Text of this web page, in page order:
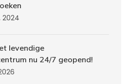
2024
levendige
nu 24/7 geopend!